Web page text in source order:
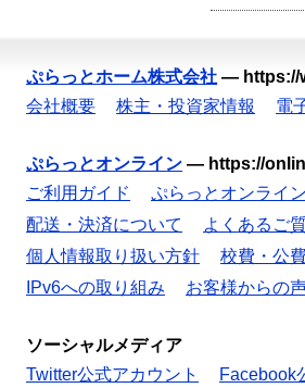
ぷらっとホーム株式会社 — https://
会社概要
株主・投資家情報 電
ぷらっとオンライン — https://
ご利用ガイド
ぷらっとオンライ
配送・決済について
よくあるご
個人情報取り扱い方針
校費・公
IPv6への取り組み
お客様からの
ソーシャルメディア
Twitter公式アカウント
Facebook